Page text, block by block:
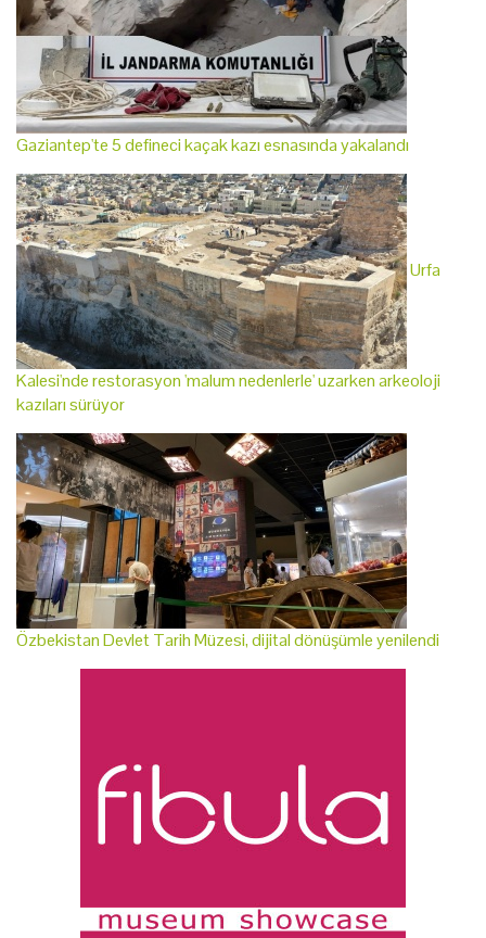
Gaziantep'te 5 defineci kaçak kazı esnasında yakalandı
Urfa
Kalesi'nde restorasyon 'malum nedenlerle' uzarken arkeoloji
kazıları sürüyor
Özbekistan Devlet Tarih Müzesi, dijital dönüşümle yenilendi